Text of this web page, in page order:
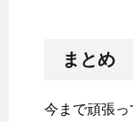
まとめ
今まで頑張